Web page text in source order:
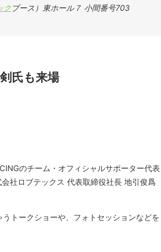
クブース）東ホール７ 小間番号703
氏も来場
のチーム・オフィシャルサポーター代表
社ロブテックス 代表取締役社長 地引俊爲
トークショーや、フォトセッションなどを